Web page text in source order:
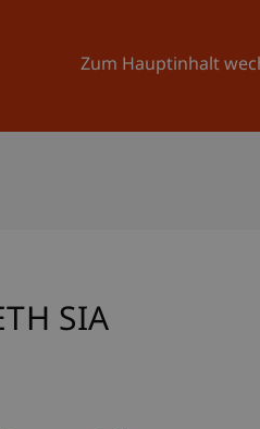
Zum Hauptinhalt
Universität
SIA